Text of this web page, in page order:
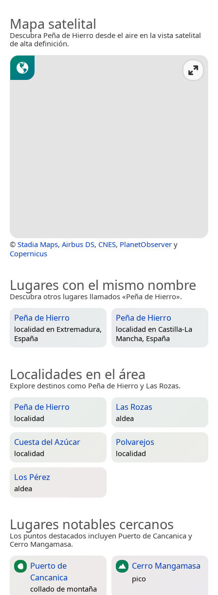
Mapa satelital
Descubra Peña de Hierro desde el aire en la vista satelital
de alta definición.
© Stadia Maps, Airbus DS, CNES, PlanetObserver y
Copernicus
Lugares con el mismo nombre
Descubra otros lugares llamados «Peña de Hierro».
Peña de Hierro
localidad en Extremadura,
España
Peña de Hierro
localidad en Castilla-La
Mancha, España
Localidades en el área
Explore destinos como Peña de Hierro y Las Rozas.
Peña de Hierro
localidad
Las Rozas
aldea
Cuesta del Azúcar
localidad
Polvarejos
localidad
Los Pérez
aldea
Lugares notables cercanos
Los puntos destacados incluyen Puerto de Cancanica y
Cerro Mangamasa.
Puerto de
Cancanica
collado de montaña
Cerro Mangamasa
pico